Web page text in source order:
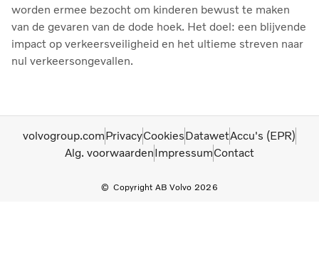
worden ermee bezocht om kinderen bewust te maken
van de gevaren van de dode hoek. Het doel: een blijvende
impact op verkeersveiligheid en het ultieme streven naar
nul verkeersongevallen.
Copyright AB Volvo 2026
volvogroup.comPrivacyCookiesDatawetAccu's (EPR)
Alg. voorwaardenImpressumContact